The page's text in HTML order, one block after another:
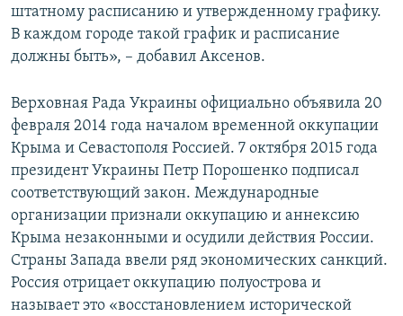
штатному расписанию и утвержденному графику.
В каждом городе такой график и расписание
должны быть», – добавил Аксенов.
Верховная Рада Украины официально объявила 20
февраля 2014 года началом временной оккупации
Крыма и Севастополя Россией. 7 октября 2015 года
президент Украины Петр Порошенко подписал
соответствующий закон. Международные
организации признали оккупацию и аннексию
Крыма незаконными и осудили действия России.
Страны Запада ввели ряд экономических санкций.
Россия отрицает оккупацию полуострова и
называет это «восстановлением исторической